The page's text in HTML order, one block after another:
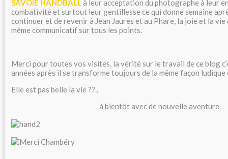
SAVOIE HANDBALLà leur acceptation du photographe à leur
combativité et surtout leur gentillesse ce qui donne semaine
continuer et de revenir à Jean Jaures et au Phare, la joie et la vie
même communicatif sur tous les points.
Merci pour toutes vos visites, la vérité sur le travail de ce blog
années après il se transforme toujours de la même façon ludique
Elle est pas belle la vie ??..
à bientôt avec de nouvelle aventure